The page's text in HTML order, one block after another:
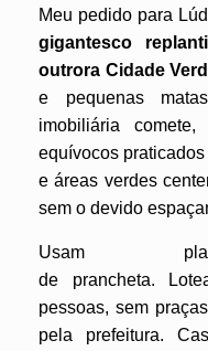
Meu pedido para
gigantesco
outrora Cidade
e pequenas
imobiliária
equívocos
e áreas verdes
sem o devido
Usam
de prancheta.
pessoas, sem
pela prefeitura.